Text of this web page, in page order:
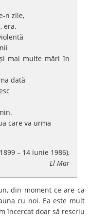
n zile,
era.
mai multe mări în
dată
care va urma
– 14 iunie 1986),
El Mar
din moment ce are ca
cu noi. Ea este mult
încercat doar să rescriu